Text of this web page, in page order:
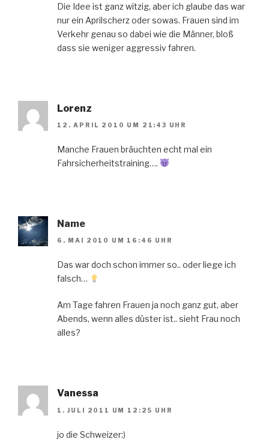
Die Idee ist ganz witzig, aber ich glaube das war
nur ein Aprilscherz oder sowas. Frauen sind im
Verkehr genau so dabei wie die Männer, bloß
dass sie weniger aggressiv fahren.
Lorenz
12. APRIL 2010 UM 21:43 UHR
Manche Frauen bräuchten echt mal ein
Fahrsicherheitstraining….
Name
6. MAI 2010 UM 16:46 UHR
Das war doch schon immer so.. oder liege ich
falsch…
Am Tage fahren Frauen ja noch ganz gut, aber
Abends, wenn alles düster ist.. sieht Frau noch
alles?
Vanessa
1. JULI 2011 UM 12:25 UHR
jo die Schweizer:)